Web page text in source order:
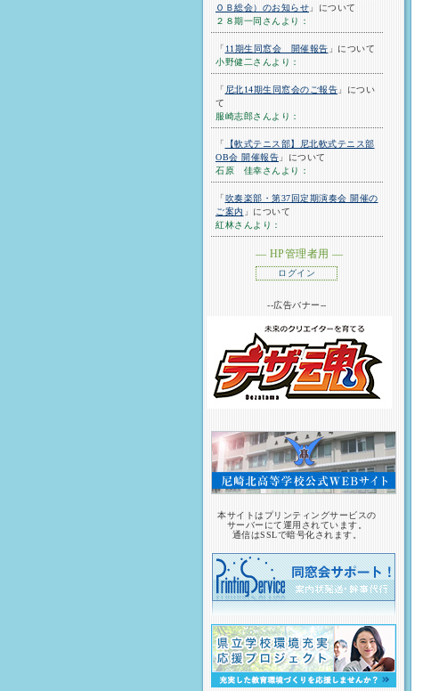
ＯＢ総会）のお知らせ 」について
２８期一同さんより：
「 11期生同窓会 開催報告 」について
小野健二さんより：
「 尼北14期生同窓会のご報告 」につい
て
服崎志郎さんより：
「
【軟式テニス部】尼北軟式テニス部
OB会 開催報告 」について
石原 佳幸さんより：
「吹奏楽部・第37回定期演奏会 開催の
ご案内 」について
紅林さんより：
― HP管理者用 ―
ログイン
--広告バナー--
本サイトはプリンティングサービスの
サーバーにて運用されています。
通信はSSLで暗号化されます。